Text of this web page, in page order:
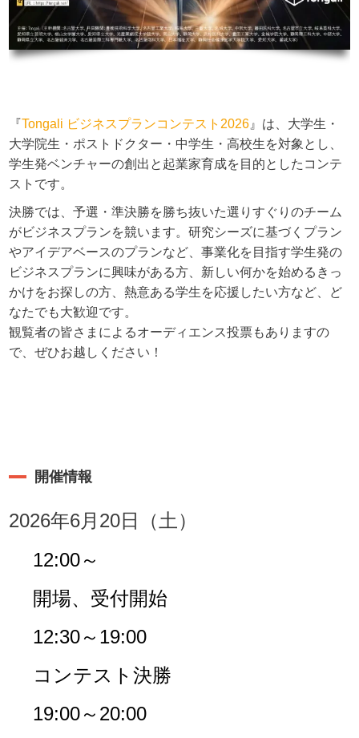
『Tongali ビジネスプランコンテスト2026 』は、大学生・
大学院生・ポストドクター・中学生・高校生を対象とし、
学生発ベンチャーの創出と起業家育成を目的としたコンテ
ストです。
決勝では、予選・準決勝を勝ち抜いた選りすぐりのチーム
がビジネスプランを競います。研究シーズに基づくプラン
やアイデアベースのプランなど、事業化を目指す学生発の
ビジネスプランに興味がある方、新しい何かを始めるきっ
かけをお探しの方、熱意ある学生を応援したい方など、ど
なたでも大歓迎です。
観覧者の皆さまによるオーディエンス投票もありますの
で、ぜひお越しください！
開催情報
2026年6月20日（土）
12:00～
開場、受付開始
12:30～19:00
コンテスト決勝
19:00～20:00